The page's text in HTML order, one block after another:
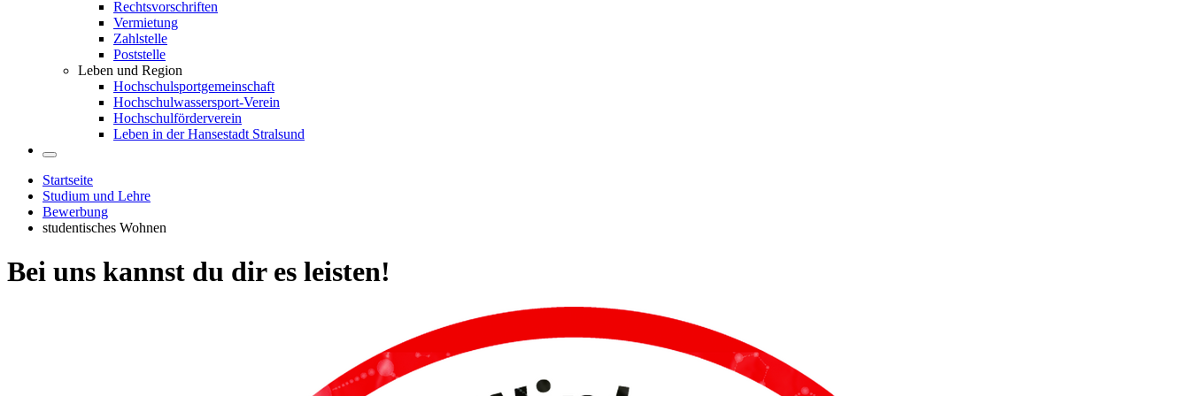
Rechtsvorschriften
Vermietung
Zahlstelle
Poststelle
Leben und Region
Hochschulsportgemeinschaft
Hochschulwassersport-Verein
Hochschulförderverein
Leben in der Hansestadt Stralsund
Startseite
Studium und Lehre
Bewerbung
studentisches Wohnen
Bei uns kannst du dir es leis­ten!